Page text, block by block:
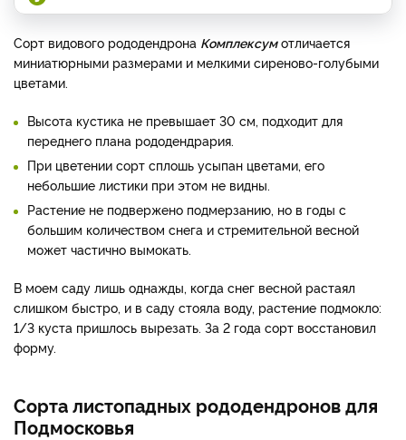
Сорт видового рододендрона Комплексумотличается
миниатюрными размерами и мелкими сиреново-голубыми
цветами.
Высота кустика не превышает 30 см, подходит для
переднего плана рододендрария.
При цветении сорт сплошь усыпан цветами, его
небольшие листики при этом не видны.
Растение не подвержено подмерзанию, но в годы с
большим количеством снега и стремительной весной
может частично вымокать.
В моем саду лишь однажды, когда снег весной растаял
слишком быстро, и в саду стояла воду, растение подмокло:
1/3 куста пришлось вырезать. За 2 года сорт восстановил
форму.
Сорта листопадных рододендронов для
Подмосковья